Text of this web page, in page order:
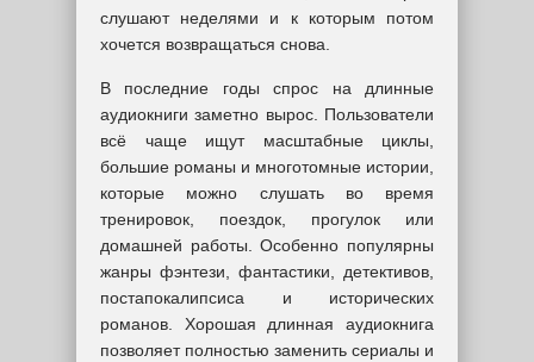
слушают неделями и к которым потом
хочется возвращаться снова.
В последние годы спрос на длинные
аудиокниги заметно вырос. Пользователи
всё чаще ищут масштабные циклы,
большие романы и многотомные истории,
которые можно слушать во время
тренировок, поездок, прогулок или
домашней работы. Особенно популярны
жанры фэнтези, фантастики, детективов,
постапокалипсиса и исторических
романов. Хорошая длинная аудиокнига
позволяет полностью заменить сериалы и